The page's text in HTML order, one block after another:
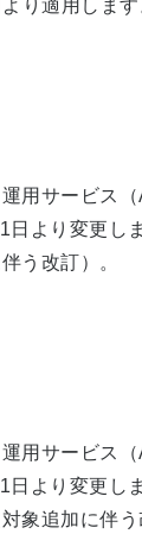
り適用します
運用サービス
日より変更し
う改訂）。​
運用サービス
日より変更し
象追加に伴う